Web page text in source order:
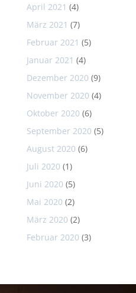
April 2021 (4)
März 2021 (7)
Februar 2021 (5)
Januar 2021 (4)
Dezember 2020 (9)
November 2020 (4)
Oktober 2020 (6)
September 2020 (5)
August 2020 (6)
Juli 2020 (1)
Juni 2020 (5)
Mai 2020 (2)
März 2020 (2)
Februar 2020 (3)